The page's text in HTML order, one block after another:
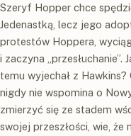
Szeryf Hopper chce
Jedenastką, lecz jego
protestów Hoppera,
i zaczyna
temu wyjechał z
nigdy nie wspomina o
zmierzyć się ze stadem
swojej przeszłości, wie, że